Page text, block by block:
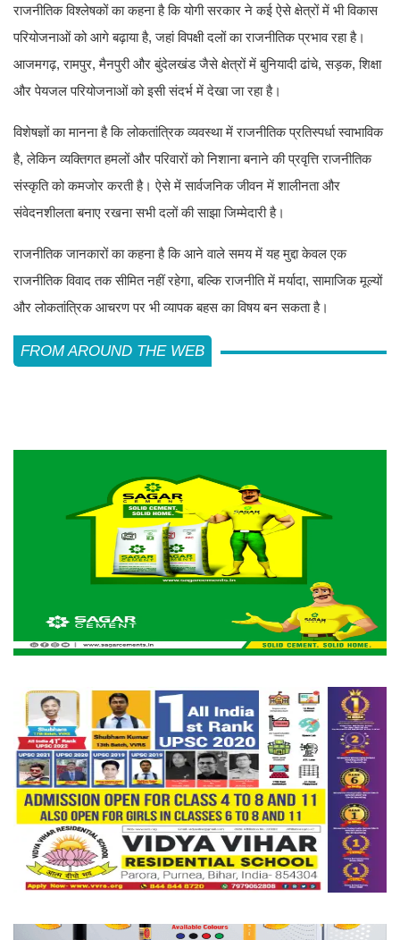
राजनीतिक विश्लेषकों का कहना है कि योगी सरकार ने कई ऐसे क्षेत्रों में भी विकास
परियोजनाओं को आगे बढ़ाया है, जहां विपक्षी दलों का राजनीतिक प्रभाव रहा है।
आजमगढ़, रामपुर, मैनपुरी और बुंदेलखंड जैसे क्षेत्रों में बुनियादी ढांचे, सड़क, शिक्षा
और पेयजल परियोजनाओं को इसी संदर्भ में देखा जा रहा है।
विशेषज्ञों का मानना है कि लोकतांत्रिक व्यवस्था में राजनीतिक प्रतिस्पर्धा स्वाभाविक
है, लेकिन व्यक्तिगत हमलों और परिवारों को निशाना बनाने की प्रवृत्ति राजनीतिक
संस्कृति को कमजोर करती है। ऐसे में सार्वजनिक जीवन में शालीनता और
संवेदनशीलता बनाए रखना सभी दलों की साझा जिम्मेदारी है।
राजनीतिक जानकारों का कहना है कि आने वाले समय में यह मुद्दा केवल एक
राजनीतिक विवाद तक सीमित नहीं रहेगा, बल्कि राजनीति में मर्यादा, सामाजिक मूल्यों
और लोकतांत्रिक आचरण पर भी व्यापक बहस का विषय बन सकता है।
FROM AROUND THE WEB